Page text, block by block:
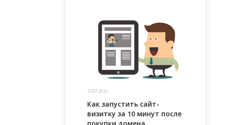
27.07.2026
Как запустить сайт-
визитку за 10 минут после